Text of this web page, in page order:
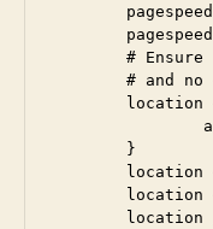
# Ensure
# and no
location
        }
location
location
location